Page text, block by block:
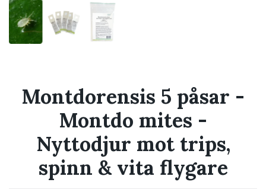
Montdorensis 5 påsar -
Montdo mites -
Nyttodjur mot trips,
spinn & vita flygare